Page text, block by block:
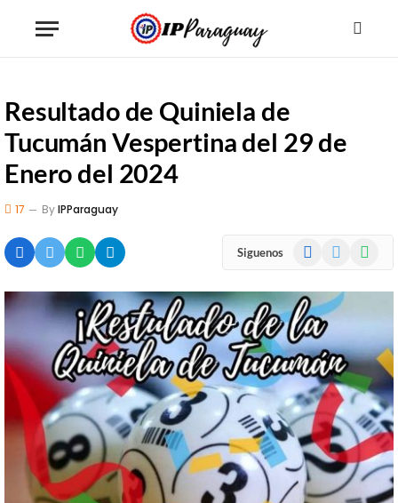
Resultado de Quiniela de
Tucumán Vespertina del 29 de
Enero del 2024
17 ByIPParaguay
Siguenos Facebook